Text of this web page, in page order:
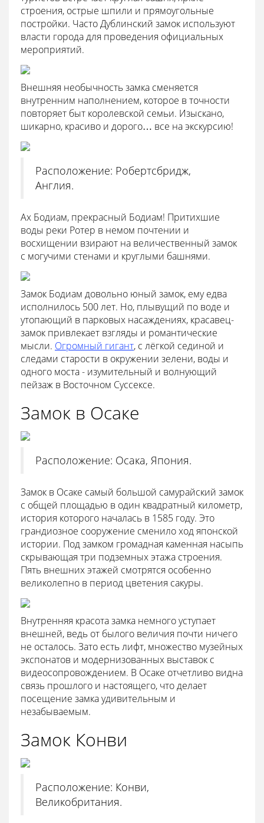
строения, острые шпили и прямоугольные
постройки. Часто Дублинский замок используют
власти города для проведения официальных
мероприятий.
Внешняя необычность замка сменяется
внутренним наполнением, которое в точности
повторяет быт королевской семьи. Изыскано,
шикарно, красиво и дорого… все на экскурсию!
Расположение: Робертсбридж,
Англия.
Ах Бодиам, прекрасный Бодиам! Притихшие
воды реки Ротер в немом почтении и
восхищении взирают на величественный замок
с могучими стенами и круглыми башнями.
Замок Бодиам довольно юный замок, ему едва
исполнилось 500 лет. Но, плывущий по воде и
утопающий в парковых насаждениях, красавец-
замок привлекает взгляды и романтические
мысли. Огромный гигант, с лёгкой сединой и
следами старости в окружении зелени, воды и
одного моста - изумительный и волнующий
пейзаж в Восточном Суссексе.
Замок в Осаке
Расположение: Осака, Япония.
Замок в Осаке самый большой самурайский замок
с общей площадью в один квадратный километр,
история которого началась в 1585 году. Это
грандиозное сооружение сменило ход японской
истории. Под замком громадная каменная насыпь
скрывающая три подземных этажа строения.
Пять внешних этажей смотрятся особенно
великолепно в период цветения сакуры.
Внутренняя красота замка немного уступает
внешней, ведь от былого величия почти ничего
не осталось. Зато есть лифт, множество музейных
экспонатов и модернизованных выставок с
видеосопровождением. В Осаке отчетливо видна
связь прошлого и настоящего, что делает
посещение замка удивительным и
незабываемым.
Замок Конви
Расположение: Конви,
Великобритания.